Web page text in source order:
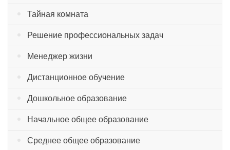
Тайная комната
Решение профессиональных задач
Менеджер жизни
Дистанционное обучение
Дошкольное образование
Начальное общее образование
Среднее общее образование